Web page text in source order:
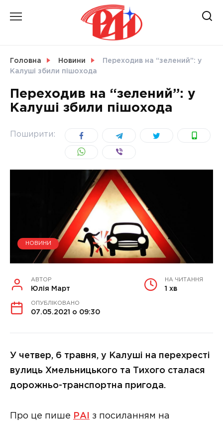
УКРАЇНА
Головна Новини
Переходив на “зелений”: у
Калуші збили пішохода
Переходив на “зелений”: у
Калуші збили пішохода
Поширити:
НОВИНИ
АВТОР
Юлія Март
НА ЧИТАННЯ
1 хв
ОПУБЛІКОВАНО
07.05.2021 о 09:30
У четвер, 6 травня, у Калуші на перехресті
вулиць Хмельницького та Тихого сталася
дорожньо-транспортна пригода.
Про це пише РАІ
з посиланням на